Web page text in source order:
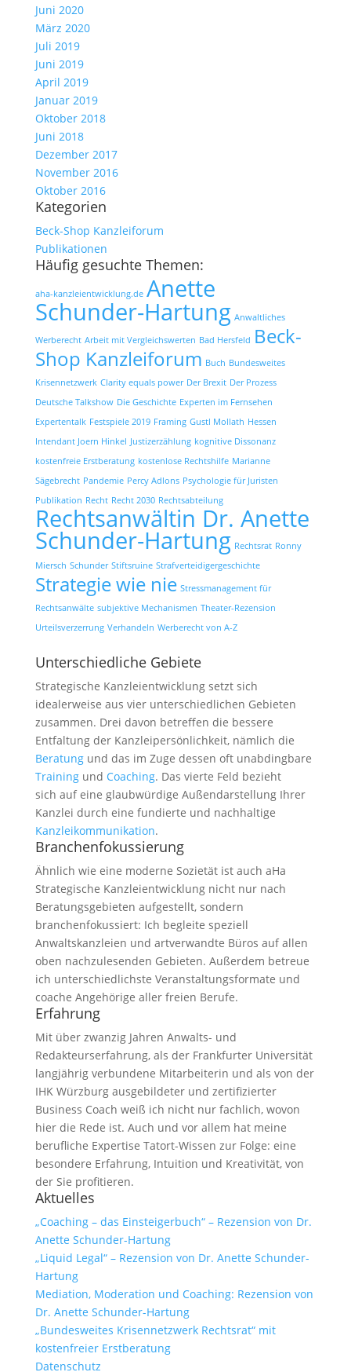
Juni 2020
März 2020
Juli 2019
Juni 2019
April 2019
Januar 2019
Oktober 2018
Juni 2018
Dezember 2017
November 2016
Oktober 2016
Kategorien
Beck-Shop Kanzleiforum
Publikationen
Häufig gesuchte Themen:
aha-kanzleientwicklung.de Anette
Schunder-Hartung Anwaltliches
Werberecht Arbeit mit Vergleichswerten Bad Hersfeld Beck-
Shop Kanzleiforum Buch Bundesweites
Krisennetzwerk Clarity equals power Der Brexit Der Prozess
Deutsche Talkshow Die Geschichte Experten im Fernsehen
Expertentalk Festspiele 2019 Framing Gustl Mollath Hessen
Intendant Joern Hinkel Justizerzählung kognitive Dissonanz
kostenfreie Erstberatung kostenlose Rechtshilfe Marianne
Sägebrecht Pandemie Percy Adlons Psychologie für Juristen
Publikation Recht Recht 2030 Rechtsabteilung
Rechtsanwältin Dr. Anette
Schunder-Hartung Rechtsrat Ronny
Miersch Schunder Stiftsruine Strafverteidigergeschichte
Strategie wie nie Stressmanagement für
Rechtsanwälte subjektive Mechanismen Theater-Rezension
Urteilsverzerrung Verhandeln Werberecht von A-Z
Unterschiedliche Gebiete
Strategische Kanzleientwicklung setzt sich
idealerweise aus vier unterschiedlichen Gebieten
zusammen. Drei davon betreffen die bessere
Entfaltung der Kanzleipersönlichkeit, nämlich die
Beratungund das im Zuge dessen oft unabdingbare
Trainingund Coaching. Das vierte Feld bezieht
sich auf eine glaubwürdige Außendarstellung Ihrer
Kanzlei durch eine fundierte und nachhaltige
Kanzleikommunikation.
Branchenfokussierung
Ähnlich wie eine moderne Sozietät ist auch aHa
Strategische Kanzleientwicklung nicht nur nach
Beratungsgebieten aufgestellt, sondern
branchenfokussiert: Ich begleite speziell
Anwaltskanzleien und artverwandte Büros auf allen
oben nachzulesenden Gebieten. Außerdem betreue
ich unterschiedlichste Veranstaltungsformate und
coache Angehörige aller freien Berufe.
Erfahrung
Mit über zwanzig Jahren Anwalts- und
Redakteurserfahrung, als der Frankfurter Universität
langjährig verbundene Mitarbeiterin und als von der
IHK Würzburg ausgebildeter und zertifizierter
Business Coach weiß ich nicht nur fachlich, wovon
hier die Rede ist. Auch und vor allem hat meine
berufliche Expertise Tatort-Wissen zur Folge: eine
besondere Erfahrung, Intuition und Kreativität, von
der Sie profitieren.
Aktuelles
„Coaching – das Einsteigerbuch“ – Rezension von Dr.
Anette Schunder-Hartung
„Liquid Legal“ – Rezension von Dr. Anette Schunder-
Hartung
Mediation, Moderation und Coaching: Rezension von
Dr. Anette Schunder-Hartung
„Bundesweites Krisennetzwerk Rechtsrat“ mit
kostenfreier Erstberatung
Datenschutz